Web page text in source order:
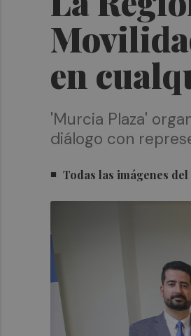
en
'Murcia Plaza'
diálogo con
Todas las imágenes